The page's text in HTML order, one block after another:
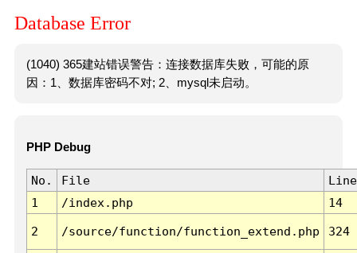
Database Error
(1040) 365建站错误警告：连接数据库失败，可能的原
因：1、数据库密码不对; 2、mysql未启动。
PHP Debug
No. File
Line
1
/index.php 14
2 /source/function/function_extend.php 324